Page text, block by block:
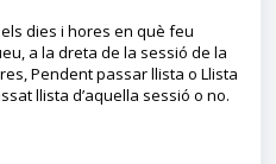
dies i hores en què feu
a la dreta de la sessió de la
Pendent passar llista o Llista
llista d’aquella sessió o no.